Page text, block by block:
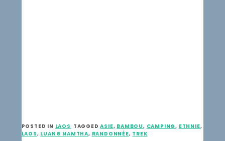
POSTED IN LAOS TAGGEDASIE, BAMBOU, CAMPING, ETHNIE,
LAOS, LUANG NAMTHA, RANDONNÉE, TREK